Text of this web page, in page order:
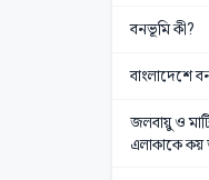
বনভূমি কী?
বাংলাদেশে
জলবায়ু ও
এলাকাকে কয়